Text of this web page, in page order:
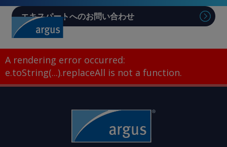
エキスパートへのお問い合わせ
A rendering error occurred:
e.toString(...).replaceAll is not a function.